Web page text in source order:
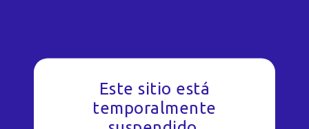
Este sitio está
temporalmente